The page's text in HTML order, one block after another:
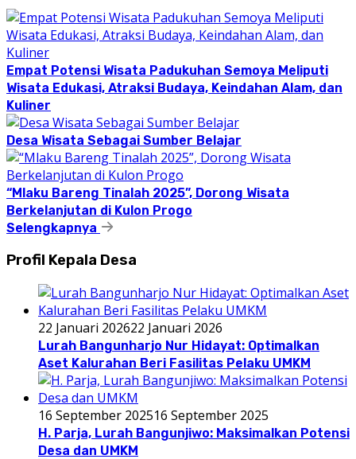
Empat Potensi Wisata Padukuhan Semoya Meliputi
Wisata Edukasi, Atraksi Budaya, Keindahan Alam, dan
Kuliner
Desa Wisata Sebagai Sumber Belajar
“Mlaku Bareng Tinalah 2025”, Dorong Wisata
Berkelanjutan di Kulon Progo
Selengkapnya
Profil Kepala Desa
22 Januari 202622 Januari 2026
Lurah Bangunharjo Nur Hidayat: Optimalkan
Aset Kalurahan Beri Fasilitas Pelaku UMKM
16 September 202516 September 2025
H. Parja, Lurah Bangunjiwo: Maksimalkan Potensi
Desa dan UMKM